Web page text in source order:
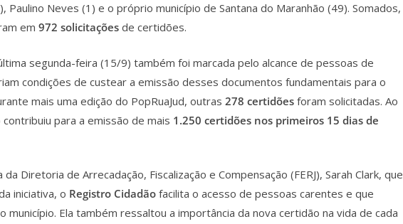
Paulino Neves (1) e o próprio município de Santana do Maranhão (49). Somados,
em 972 solicitações de certidões.
segunda-feira (15/9) também foi marcada pelo alcance de pessoas de
condições de custear a emissão desses documentos fundamentais para o
mais uma edição do PopRuaJud, outras 278 certidões foram solicitadas. Ao
para a emissão de mais 1.250 certidões nos primeiros 15 dias de
Diretoria de Arrecadação, Fiscalização e Compensação (FERJ), Sarah Clark, que
iniciativa, o Registro Cidadão facilita o acesso de pessoas carentes e que
município. Ela também ressaltou a importância da nova certidão na vida de cada